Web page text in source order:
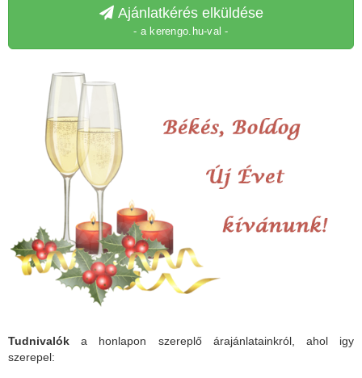
Ajánlatkérés elküldése
- a kerengo.hu-val -
Tudnivalók a honlapon szereplő árajánlatainkról, ahol igy
szerepel: